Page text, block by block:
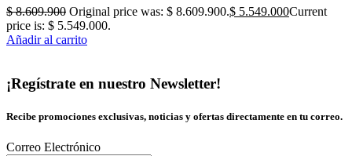
$8.609.900 Original price was: $ 8.609.900.$ 5.549.000Current
price is: $ 5.549.000.
Añadir al carrito
¡Regístrate en nuestro Newsletter!
Recibe promociones exclusivas, noticias y ofertas directamente en tu correo.
Correo Electrónico